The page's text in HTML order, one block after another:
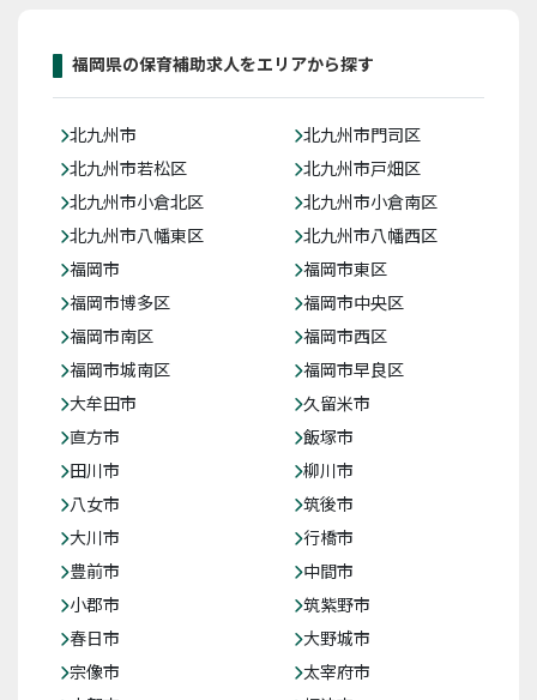
福岡県の保育補助求人をエリアから探す
北九州市
北九州市門司区
北九州市若松区
北九州市戸畑区
北九州市小倉北区
北九州市小倉南区
北九州市八幡東区
北九州市八幡西区
福岡市
福岡市東区
福岡市博多区
福岡市中央区
福岡市南区
福岡市西区
福岡市城南区
福岡市早良区
大牟田市
久留米市
直方市
飯塚市
田川市
柳川市
八女市
筑後市
大川市
行橋市
豊前市
中間市
小郡市
筑紫野市
春日市
大野城市
宗像市
太宰府市